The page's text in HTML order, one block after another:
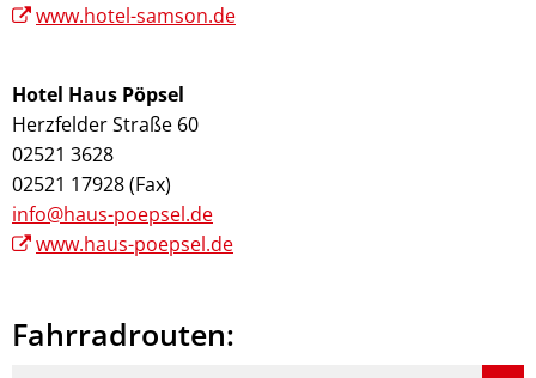
www.hotel-samson.de
Hotel Haus Pöpsel
Herzfelder Straße 60
02521 3628
02521 17928 (Fax)
info@haus-poepsel.de
www.haus-poepsel.de
Fahrradrouten: